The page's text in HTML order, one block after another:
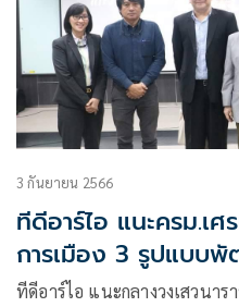
3 กันยายน 2566
ทีดีอาร์ไอ แนะครม.เ
การเมือง 3 รูปแบบพั
ทีดีอาร์ไอ แนะกลางวงเสวนา